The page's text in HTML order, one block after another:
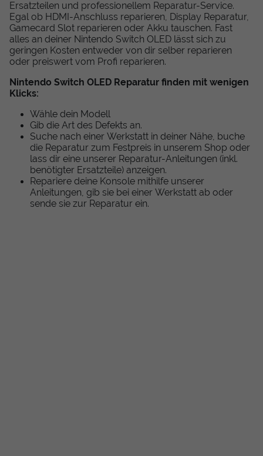
Ersatzteilen und professionellem Reparatur-Service.
Egal ob HDMI-Anschluss reparieren, Display Reparatur,
Gamecard Slot reparieren oder Akku tauschen. Fast
alles an deiner Nintendo Switch OLED lässt sich zu
geringen Kosten entweder von dir selber reparieren
oder preiswert vom Profi reparieren.
Nintendo Switch OLED Reparatur finden mit wenigen
Klicks:
Wähle dein Modell
Gib die Art des Defekts an.
Suche nach einer Werkstatt in deiner Nähe, buche
die Reparatur zum Festpreis in unserem Shop oder
lass dir eine unserer Reparatur-Anleitungen (inkl.
benötigter Ersatzteile) anzeigen.
Repariere deine Konsole mithilfe unserer
Anleitungen, gib sie bei einer Werkstatt ab oder
sende sie zur Reparatur ein.